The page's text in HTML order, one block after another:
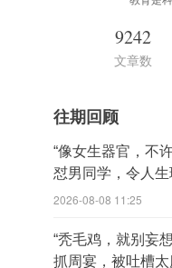
9242
文章数
往期回顾
“像女生器官，不
怼男同学，令人
2026-08-08 11:25
“秃毛鸡，就别妄
抓周宴，被吐槽太